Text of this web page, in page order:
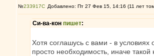
№233917 Добавлено: Пт 27 Фев 15, 14:16 (11 лет
Си-ва-кон пишет:
Хотя соглашусь с вами - в
просто необходимость, иначе